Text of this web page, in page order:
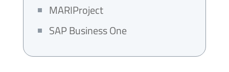
MARIProject
SAP Business One